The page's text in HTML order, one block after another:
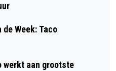
Week: Taco
werkt aan grootste